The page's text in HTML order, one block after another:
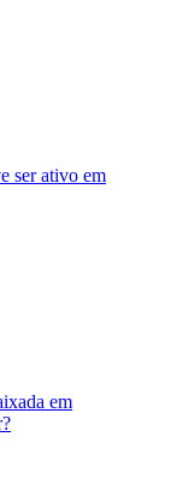
ser ativo em
em